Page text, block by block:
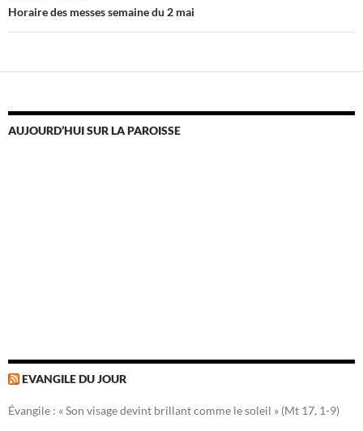
Horaire des messes semaine du 2 mai
AUJOURD’HUI SUR LA PAROISSE
EVANGILE DU JOUR
Évangile : « Son visage devint brillant comme le soleil » (Mt 17, 1-9)